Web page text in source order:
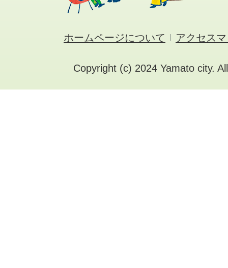
ホームページについて アクセス
Copyright (c) 2024 Yamato city.